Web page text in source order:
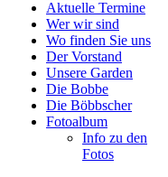
Aktuelle Termine
Wer wir sind
Wo finden Sie uns
Der Vorstand
Unsere Garden
Die Bobbe
Die Böbbscher
Fotoalbum
Info zu den
Fotos